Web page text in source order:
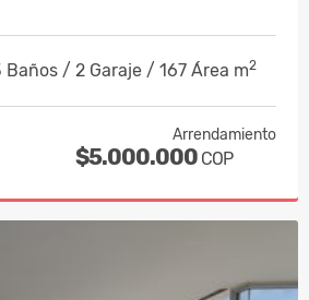
/ 2 Garaje / 167 Área m2
Arrendamiento
$5.000.000 COP